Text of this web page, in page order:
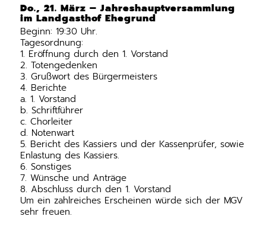
Do., 21. März – Jahreshauptversammlung
im Landgasthof Ehegrund
Beginn: 19:30 Uhr.
Tagesordnung:
1. Eröffnung durch den 1. Vorstand
2. Totengedenken
3. Grußwort des Bürgermeisters
4. Berichte
a. 1. Vorstand
b. Schriftführer
c. Chorleiter
d. Notenwart
5. Bericht des Kassiers und der Kassenprüfer, sowie
Enlastung des Kassiers.
6. Sonstiges
7. Wünsche und Anträge
8. Abschluss durch den 1. Vorstand
Um ein zahlreiches Erscheinen würde sich der MGV
sehr freuen.